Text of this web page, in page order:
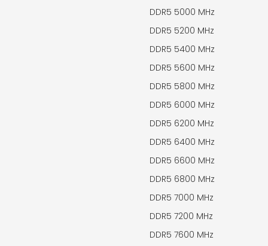
DDR5 5000 MHz
DDR5 5200 MHz
DDR5 5400 MHz
DDR5 5600 MHz
DDR5 5800 MHz
DDR5 6000 MHz
DDR5 6200 MHz
DDR5 6400 MHz
DDR5 6600 MHz
DDR5 6800 MHz
DDR5 7000 MHz
DDR5 7200 MHz
DDR5 7600 MHz